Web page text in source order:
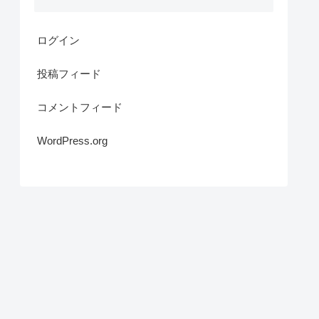
ログイン
投稿フィード
コメントフィード
WordPress.org